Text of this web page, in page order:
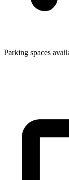
Parking spaces